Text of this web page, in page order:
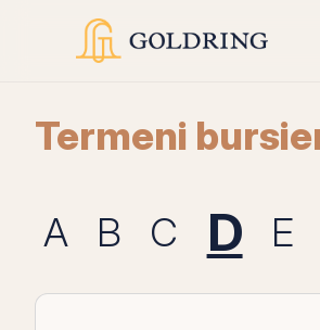
Termeni
A B C D E